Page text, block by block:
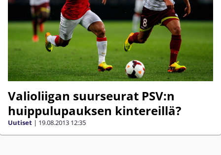
Valioliigan suurseurat PSV:n
huippulupauksen kintereillä?
Uutiset | 19.08.2013 12:35